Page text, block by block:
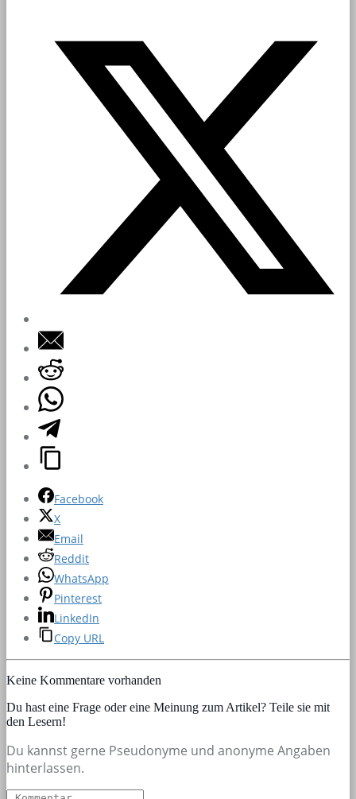
Facebook
X
Email
Reddit
WhatsApp
Pinterest
LinkedIn
Copy URL
Keine Kommentare vorhanden
Du hast eine Frage oder eine Meinung zum Artikel? Teile sie mit
den Lesern!
Du kannst gerne Pseudonyme und anonyme Angaben
hinterlassen.